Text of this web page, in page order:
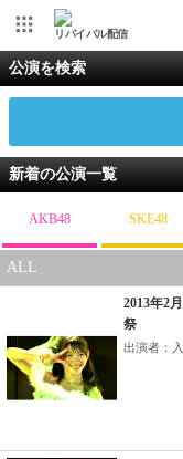
リバイバル配信
公演を検索
新着の公演一覧
AKB48 SKE48
ALL
2013年2
祭
出演者：